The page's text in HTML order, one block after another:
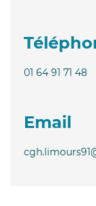
01 64 91 71 48
Email